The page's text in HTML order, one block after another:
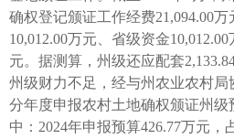
确权登记颁证工作经费21,094.00
10,012.00万元、省级资金
元。据测算，州级还应配套
州级财力不足，经与州农业农村
分年度申报农村土地确权颁证州级
中：2024年申报预算426.77万元，